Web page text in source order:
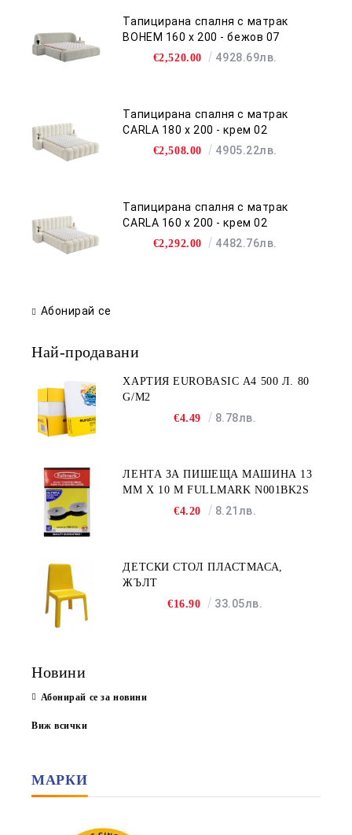
Тапицирана спалня с матрак
BOHEM 160 х 200 - бежов 07
€2,520.00 4928.69лв.
Тапицирана спалня с матрак
CARLA 180 х 200 - крем 02
€2,508.00 4905.22лв.
Тапицирана спалня с матрак
CARLA 160 х 200 - крем 02
€2,292.00 4482.76лв.
Абонирай се
Най-продавани
ХАРТИЯ EUROBASIC А4 500 Л. 80
G/M2
€4.49
8.78лв.
ЛЕНТА ЗА ПИШЕЩА МАШИНА 13
MM X 10 M FULLMARK N001BK2S
€4.20
8.21лв.
ДЕТСКИ СТОЛ ПЛАСТМАСА,
ЖЪЛТ
€16.90
33.05лв.
Новини
Абонирай се за новини
Виж всички
МАРКИ